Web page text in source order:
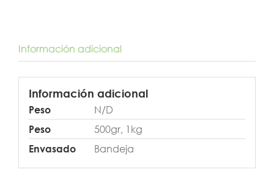
Información adicional
Información adicional
Peso N/D
Peso 500gr, 1kg
Envasado Bandeja